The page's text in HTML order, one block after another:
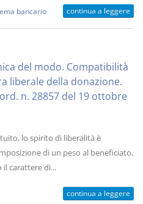
bancario continua a leggere
del modo. Compatibilità
liberale della donazione.
ord. n. 28857 del 19 ottobre
lo spirito di liberalità è
di un peso al beneficiato,
il carattere di...
continua a leggere